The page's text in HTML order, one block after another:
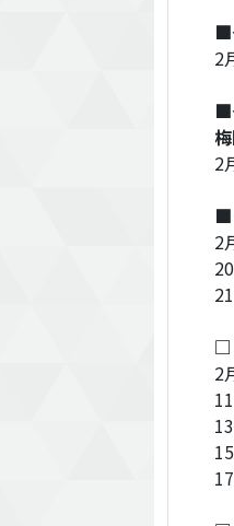
■
2
■
2
■
2
□
2